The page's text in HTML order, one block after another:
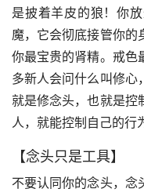
是披着羊皮的狼！你
魔，它会彻底接管你的
你最宝贵的肾精。戒色
多新人会问什么叫修心
就是修念头，也就是控
人，就能控制自己的行
【念头只是工具】
不要认同你的念头，念